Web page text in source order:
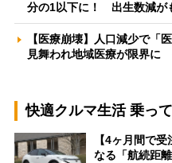
分の1以下に！ 出生数減
【医療崩壊】人口減少で「
見舞われ地域医療が限界
快適クルマ生活 乗っ
【4ヶ月間で
なる「航続距